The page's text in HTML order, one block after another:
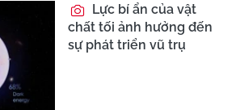
Lực bí ẩn của vật
chất tối ảnh hưởng đến
sự phát triển vũ trụ